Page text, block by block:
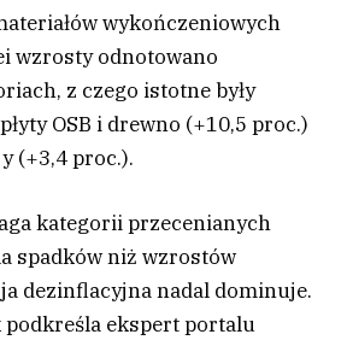
wykończeniowych
wzrosty odnotowano
z czego istotne były
OSB i drewno (+10,5 proc.)
(+3,4 proc.).
kategorii przecenianych
spadków niż wzrostów
dezinflacyjna nadal dominuje.
podkreśla ekspert portalu